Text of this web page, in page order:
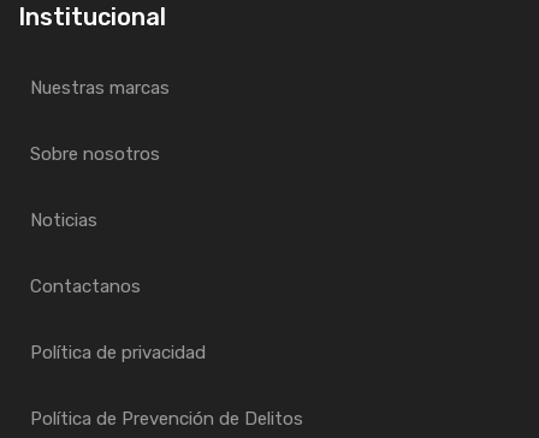
Institucional
Nuestras marcas
Sobre nosotros
Noticias
Contactanos
Política de privacidad
Política de Prevención de Delitos